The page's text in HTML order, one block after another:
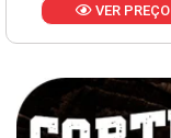
VER PREÇO